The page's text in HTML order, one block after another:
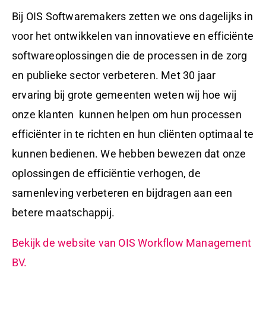
Bij OIS Softwaremakers zetten we ons dagelijks in
voor het ontwikkelen van innovatieve en efficiënte
softwareoplossingen die de processen in de zorg
en publieke sector verbeteren. Met 30 jaar
ervaring bij grote gemeenten weten wij hoe wij
onze klanten kunnen helpen om hun processen
efficiënter in te richten en hun cliënten optimaal te
kunnen bedienen. We hebben bewezen dat onze
oplossingen de efficiëntie verhogen, de
samenleving verbeteren en bijdragen aan een
betere maatschappij.
Bekijk de website van OIS Workflow Management
BV.